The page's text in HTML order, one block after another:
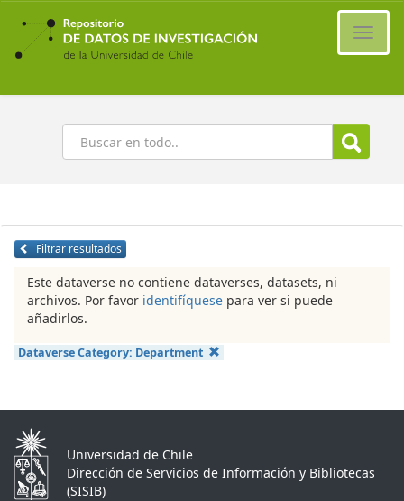
Ir
contenido
principal
Buscar
Filtrar resultados
Este dataverse no contiene dataverses, datasets, ni
archivos. Por favor identifíquese para ver si puede
añadirlos.
Dataverse Category: Department
Universidad de Chile
Dirección de Servicios de Información y Bibliotecas
(SISIB)